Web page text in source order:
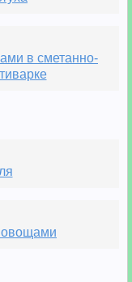
в сметанно-
овощами